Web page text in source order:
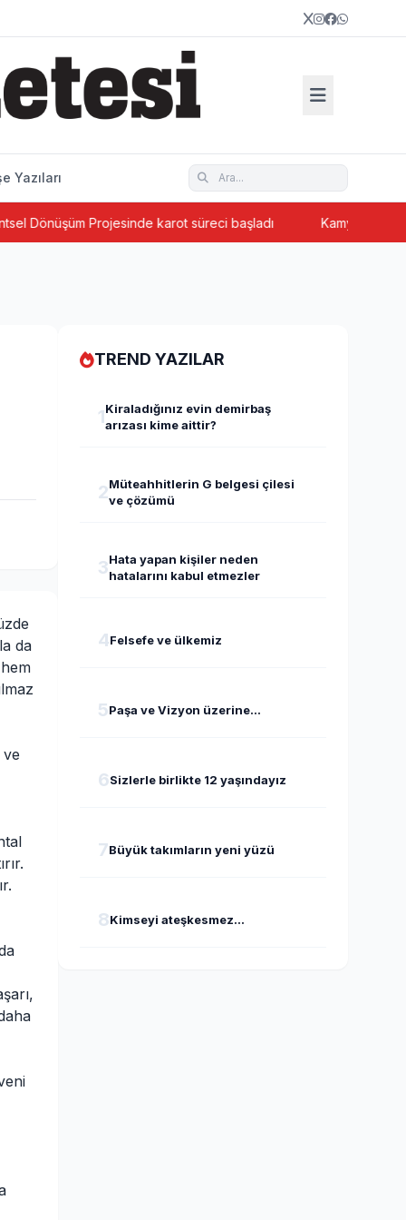
Yazıları
Projesinde karot süreci başladı Kamyonun çarptığı
da
TREND YAZILAR
1Kiraladığınız evin demirbaş
arızası kime aittir?
2Müteahhitlerin G belgesi çilesi
ve çözümü
3Hata yapan kişiler neden
hatalarını kabul etmezler
4Felsefe ve ülkemiz
5Paşa ve Vizyon üzerine...
6Sizlerle birlikte 12 yaşındayız
7Büyük takımların yeni yüzü
8Kimseyi ateşkesmez...